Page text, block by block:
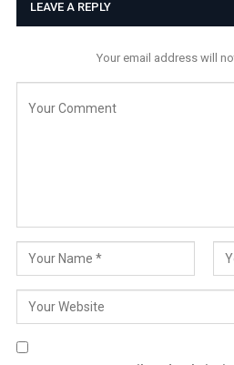
LEAVE A REPLY
Your email address will